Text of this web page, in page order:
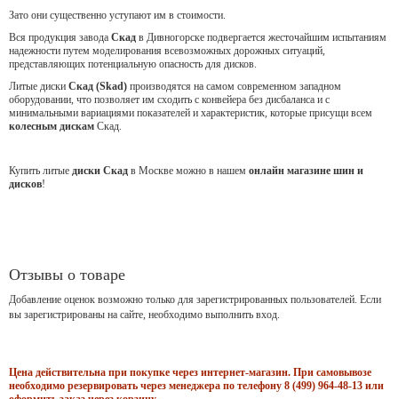
Зато они существенно уступают им в стоимости.
Вся продукция завода Скад в Дивногорске подвергается жесточайшим испытаниям
надежности путем моделирования всевозможных дорожных ситуаций,
представляющих потенциальную опасность для дисков.
Литые диски Скад (Skad) производятся на самом современном западном
оборудовании, что позволяет им сходить с конвейера без дисбаланса и с
минимальными вариациями показателей и характеристик, которые присущи всем
колесным дискам Скад.
Купить литые диски Скад в Москве можно в нашем онлайн магазине шин и
дисков!
Отзывы о товаре
Добавление оценок возможно только для зарегистрированных пользователей. Если
вы зарегистрированы на сайте, необходимо выполнить вход.
Цена действительна при покупке через интернет-магазин. При самовывозе
необходимо резервировать через менеджера по телефону 8 (499) 964-48-13 или